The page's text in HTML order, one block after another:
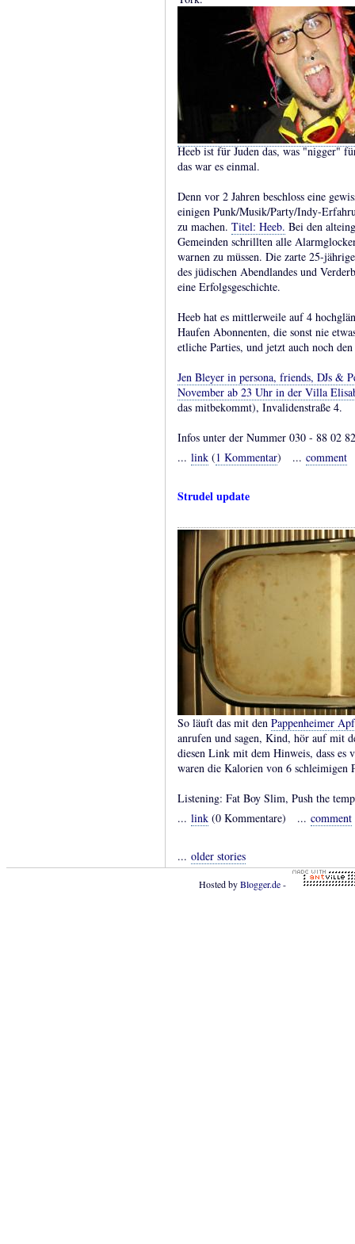
Heeb ist für Juden das, was "nigger"
das war es einmal.
Denn vor 2 Jahren beschloss eine
einigen Punk/Musik/Party/Indy-
zu machen. Titel: Heeb. Bei den
Gemeinden schrillten alle
warnen zu müssen. Die zarte 25-
des jüdischen Abendlandes und
eine Erfolgsgeschichte.
Heeb hat es mittlerweile auf 4
Haufen Abonnenten, die sonst nie
etliche Parties, und jetzt auch noch
Jen Bleyer in persona, friends, DJs &
November ab 23 Uhr in der Villa
das mitbekommt), Invalidenstraße 4.
Infos unter der Nummer 030 - 88 02
... link (1 Kommentar) ... comment
Strudel update
So läuft das mit den Pappenheimer
anrufen und sagen, Kind, hör auf mit
diesen Link mit dem Hinweis, dass es
waren die Kalorien von 6 schleimigen
Listening: Fat Boy Slim, Push the
... link (0 Kommentare) ... comment
... older stories
Hosted byBlogger.de-